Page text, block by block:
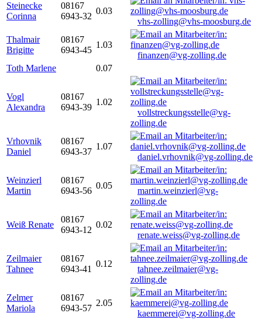
Steinecke
Corinna
08167
6943-32
0.03
vhs-zolling@vhs-moosburg.de
Thalmair
Brigitte
08167
6943-45
1.03
finanzen@vg-zolling.de
Toth Marlene
0.07
Vogl
Alexandra
08167
6943-39
1.02
vollstreckungsstelle@vg-
zolling.de
Vrhovnik
Daniel
08167
6943-37
1.07
daniel.vrhovnik@vg-zolling.de
Weinzierl
Martin
08167
6943-56
0.05
martin.weinzierl@vg-
zolling.de
Weiß Renate
08167
6943-12
0.02
renate.weiss@vg-zolling.de
Zeilmaier
Tahnee
08167
6943-41
0.12
tahnee.zeilmaier@vg-
zolling.de
Zelmer
Mariola
08167
6943-57
2.05
kaemmerei@vg-zolling.de